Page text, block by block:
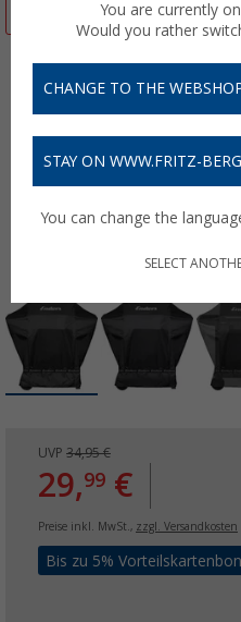
UVP 34,95 €
29,99 €
Preise inkl. MwSt., zzgl. Versandkosten
Bis zu 5%
You are currently
Would you rather
CHANGE TO THE
STAY ON WWW.FRITZ-
You can change the
SELECT